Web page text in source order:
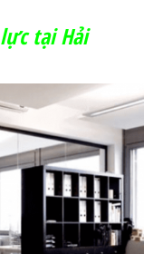
tại Hải